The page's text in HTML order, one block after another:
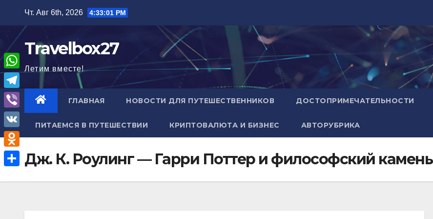
содержимому
Чт. Авг 6th, 2026 4:33:02 PM
Travelbox27
Летим вместе!
ГЛАВНАЯ НОВОСТИ ДЛЯ ПУТЕШЕСТВЕННИКОВ ДОСТОПРИМЕЧАТЕЛЬНОСТИ
ПИТАЕМСЯ В ПУТЕШЕСТВИИ КРИПТОВАЛЮТА И БИЗНЕС АВТОРУБРИКА
Дж. К. Роулинг — Гарри Поттер и философский камень
W
h
a
A
T
e
l
e
g
V
i
b
e
V
K
O